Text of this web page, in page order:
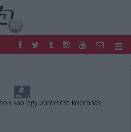
EGYÉB
kap egy büntetést koccanás